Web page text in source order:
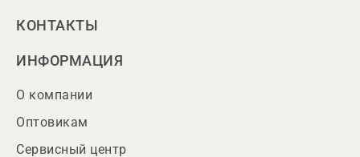
КОНТАКТЫ
ИНФОРМАЦИЯ
О компании
Оптовикам
Сервисный центр